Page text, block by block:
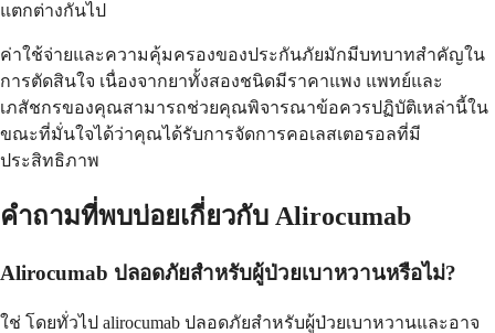
แตกต่างกันไป
ค่าใช้จ่ายและความคุ้มครองของประกันภัยมักมีบทบาทสำคัญใน
การตัดสินใจ เนื่องจากยาทั้งสองชนิดมีราคาแพง แพทย์และ
เภสัชกรของคุณสามารถช่วยคุณพิจารณาข้อควรปฏิบัติเหล่านี้ใน
ขณะที่มั่นใจได้ว่าคุณได้รับการจัดการคอเลสเตอรอลที่มี
ประสิทธิภาพ
คำถามที่พบบ่อยเกี่ยวกับ Alirocumab
Alirocumab ปลอดภัยสำหรับผู้ป่วยเบาหวานหรือไม่?
ใช่ โดยทั่วไป alirocumab ปลอดภัยสำหรับผู้ป่วยเบาหวานและอาจ